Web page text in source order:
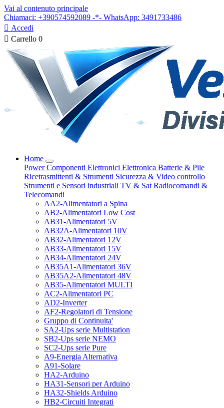
Vai al contenuto principale
Chiamaci: +390574592089 -*- WhatsApp: 3491733486
 Accedi
 Carrello 0
Home
PowerComponenti Elettronici Elettronica Batterie & Pile
Ricetrasmittenti & Strumenti Sicurezza & Video controllo
Strumenti e Sensori industriali TV & Sat Radiocomandi &
Telecomandi
AA2-Alimentatori a Spina
AB2-Alimentatori Low Cost
AB31-Alimentatori 5V
AB32A-Alimentatori 10V
AB32-Alimentatori 12V
AB33-Alimentatori 15V
AB34-Alimentatori 24V
AB35A1-Alimentatori 36V
AB35A2-Alimentatori 48V
AB35-Alimentatori MULTI
AC2-Alimentatori PC
AD2-Inverter
AF2-Regolatori di Tensione
Gruppo di Continuita'
SA2-Ups serie Multistation
SB2-Ups serie NEMO
SC2-Ups serie Pure
A9-Energia Alternativa
A91-Solare
HA2-Arduino
HA31-Sensori per Arduino
HA32-Shields Arduino
HB2-Circuiti Integrati